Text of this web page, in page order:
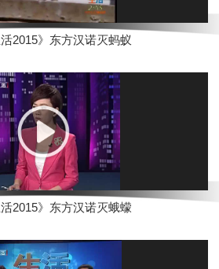
2015》东方汉诺灭蚂蚁
2015》东方汉诺灭蛾蠓